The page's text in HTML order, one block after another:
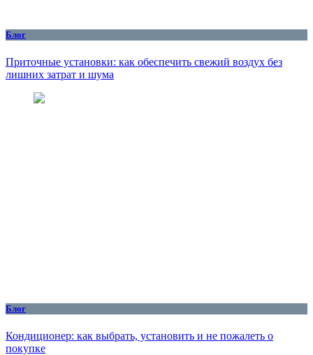
Блог
Приточные установки: как обеспечить свежий воздух без
лишних затрат и шума
Блог
Кондиционер: как выбрать, установить и не пожалеть о
покупке